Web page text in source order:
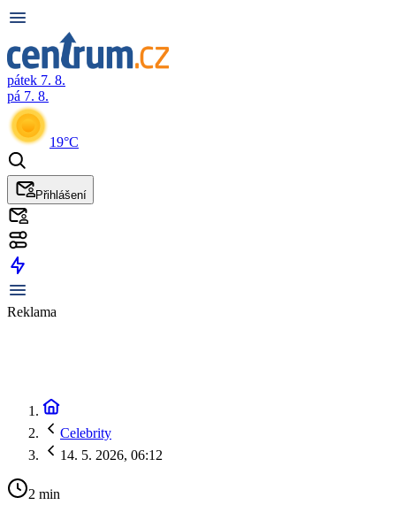
pátek 7. 8.
pá 7. 8.
19°C
Přihlášení
Reklama
Celebrity
14. 5. 2026, 06:12
2 min